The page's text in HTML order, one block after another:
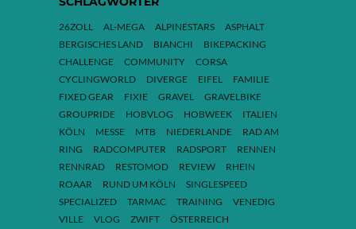
26ZOLL AL-MEGA ALPINESTARS
ASPHALT
BERGISCHES LAND
BIANCHI
BIKEPACKING
CHALLENGE
COMMUNITY
CORSA
CYCLINGWORLD
DIVERGE EIFEL
FAMILIE
FIXED GEAR
FIXIE GRAVEL
GRAVELBIKE
GROUPRIDE
HOBVLOG HOBWEEK
ITALIEN
KÖLN
MESSE MTB NIEDERLANDE
RAD AM
RING
RADCOMPUTER RADSPORT
RENNEN
RENNRAD
RESTOMOD REVIEW
RHEIN
ROAAR
RUND UM KÖLN
SINGLESPEED
SPECIALIZED
TARMAC TRAINING
VENEDIG
VILLE
VLOG ZWIFT ÖSTERREICH